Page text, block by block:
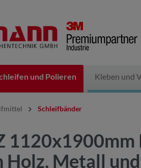
und Polieren Kleben und
Schleifbänder
Holz, Metall